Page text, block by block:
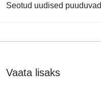
Seotud uudised puuduvad
Vaata lisaks